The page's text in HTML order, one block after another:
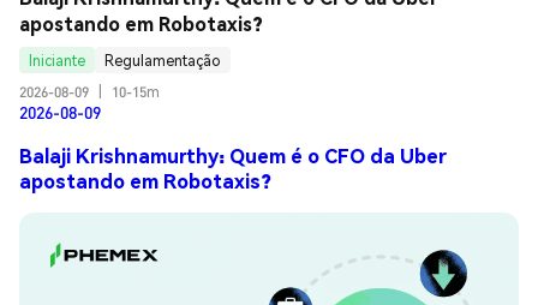
apostando em Robotaxis?
Iniciante
Regulamentação
2026-08-09
10-15m
2026-08-09
Balaji Krishnamurthy: Quem é o CFO da Uber
apostando em Robotaxis?